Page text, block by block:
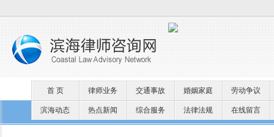
首 页 律师业务 交通事故 婚姻家庭 劳动争议
滨海动态 热点新闻 综合服务 法律法规 在线留言